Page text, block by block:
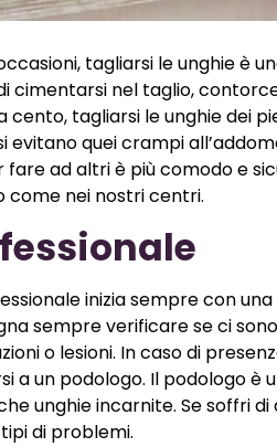
tagliarsi le unghie è
cimentarsi nel taglio,
cento, tagliarsi le unghie dei
evitano quei crampi
fare ad altri è più comodo e
nei nostri centri.
inizia sempre con
sempre verificare se ci
o lesioni. In caso di
a un podologo. Il podologo
unghie incarnite. Se soffri
di problemi.